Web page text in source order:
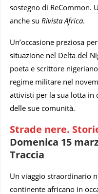
sostegno di ReCommon.
anche su Rivista Africa.
Un’occasione preziosa
situazione nel Delta del
poeta e scrittore
regime militare nel
attivisti per la sua lotta in
delle sue comunità.
Strade nere.
Domenica 15
Traccia
Un viaggio straordinario
continente africano in